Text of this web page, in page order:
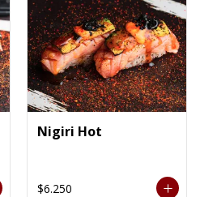
Nigiri Hot
$6.250